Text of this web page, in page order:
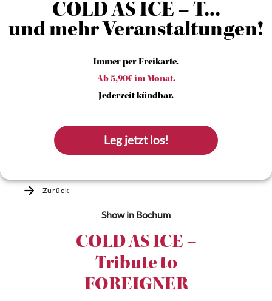
COLD AS ICE – T...
und mehr Veranstaltungen!
Immer per Freikarte.
Ab 5,90€ im Monat.
Jederzeit kündbar.
Leg jetzt los!
Zurück
Showin Bochum
COLD AS ICE –
Tribute to
FOREIGNER